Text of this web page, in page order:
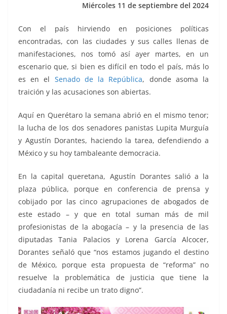
Miércoles 11 de septiembre del 2024
Con el país hirviendo en posiciones políticas
encontradas, con las ciudades y sus calles llenas de
manifestaciones, nos tomó así ayer martes, en un
escenario que, si bien es difícil en todo el país, más lo
es en el Senado de la República, donde asoma la
traición y las acusaciones son abiertas.
Aquí en Querétaro la semana abrió en el mismo tenor;
la lucha de los dos senadores panistas Lupita Murguía
y Agustín Dorantes, haciendo la tarea, defendiendo a
México y su hoy tambaleante democracia.
En la capital queretana, Agustín Dorantes salió a la
plaza pública, porque en conferencia de prensa y
cobijado por las cinco agrupaciones de abogados de
este estado – y que en total suman más de mil
profesionistas de la abogacía – y la presencia de las
diputadas Tania Palacios y Lorena García Alcocer,
Dorantes señaló que “nos estamos jugando el destino
de México, porque esta propuesta de “reforma” no
resuelve la problemática de justicia que tiene la
ciudadanía ni recibe un trato digno”.